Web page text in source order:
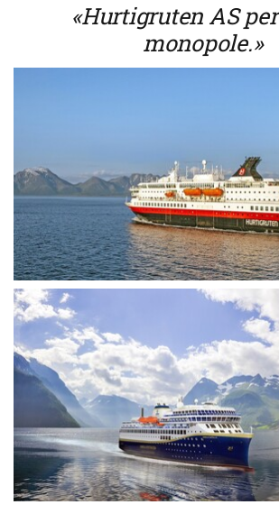
«Hurtigruten AS
monopole.»